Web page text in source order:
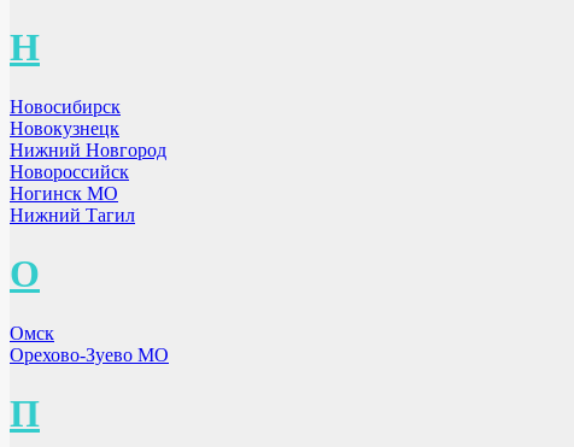
Н
Новосибирск
Новокузнецк
Нижний Новгород
Новороссийск
Ногинск МО
Нижний Тагил
О
Омск
Орехово-Зуево МО
П